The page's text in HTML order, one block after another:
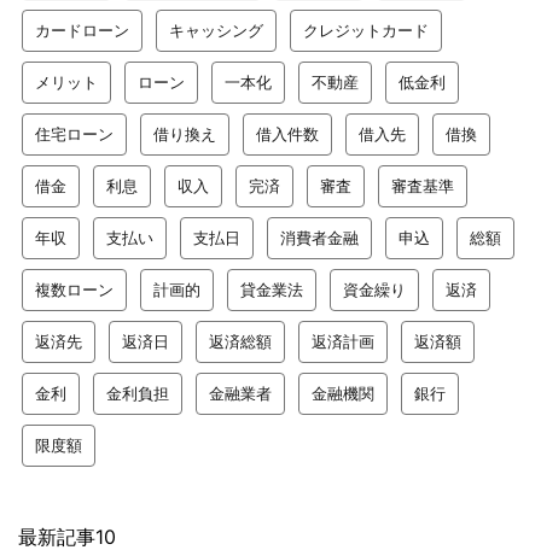
カードローン キャッシング クレジットカード
メリット ローン 一本化 不動産 低金利
住宅ローン 借り換え 借入件数 借入先 借換
借金 利息 収入 完済 審査 審査基準
年収 支払い 支払日 消費者金融 申込 総額
複数ローン 計画的 貸金業法 資金繰り 返済
返済先 返済日 返済総額 返済計画 返済額
金利 金利負担 金融業者 金融機関 銀行
限度額
最新記事10